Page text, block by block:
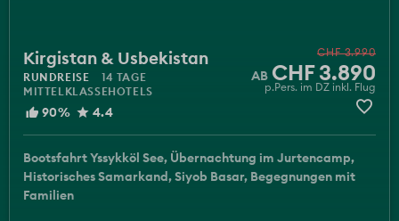
CHF 3.990
CHF 3.890
p.Pers. im DZ inkl. Flug
Kirgistan & Usbekistan
RUNDREISE
14 TAGE
MITTELKLASSEHOTELS
90% 4.4
Bootsfahrt Yssykköl See Übernachtung im Jurtencamp
Historisches Samarkand Siyob Basar Begegnungen mit
Familien